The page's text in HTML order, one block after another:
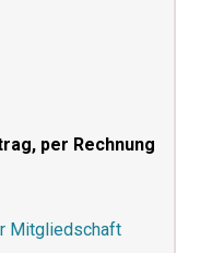
per Rechnung
Mitgliedschaft